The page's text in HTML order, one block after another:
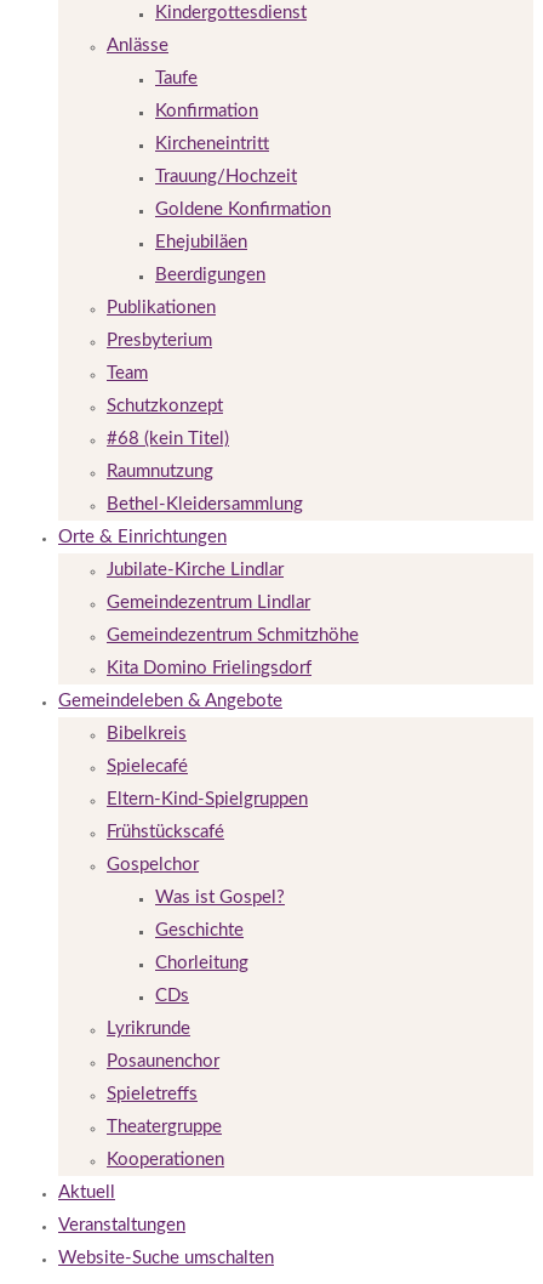
Kindergottesdienst
Anlässe
Taufe
Konfirmation
Kircheneintritt
Trauung/Hochzeit
Goldene Konfirmation
Ehejubiläen
Beerdigungen
Publikationen
Presbyterium
Team
Schutzkonzept
#68 (kein Titel)
Raumnutzung
Bethel-Kleidersammlung
Orte & Einrichtungen
Jubilate-Kirche Lindlar
Gemeindezentrum Lindlar
Gemeindezentrum Schmitzhöhe
Kita Domino Frielingsdorf
Gemeindeleben & Angebote
Bibelkreis
Spielecafé
Eltern-Kind-Spielgruppen
Frühstückscafé
Gospelchor
Was ist Gospel?
Geschichte
Chorleitung
CDs
Lyrikrunde
Posaunenchor
Spieletreffs
Theatergruppe
Kooperationen
Aktuell
Veranstaltungen
Website-Suche umschalten